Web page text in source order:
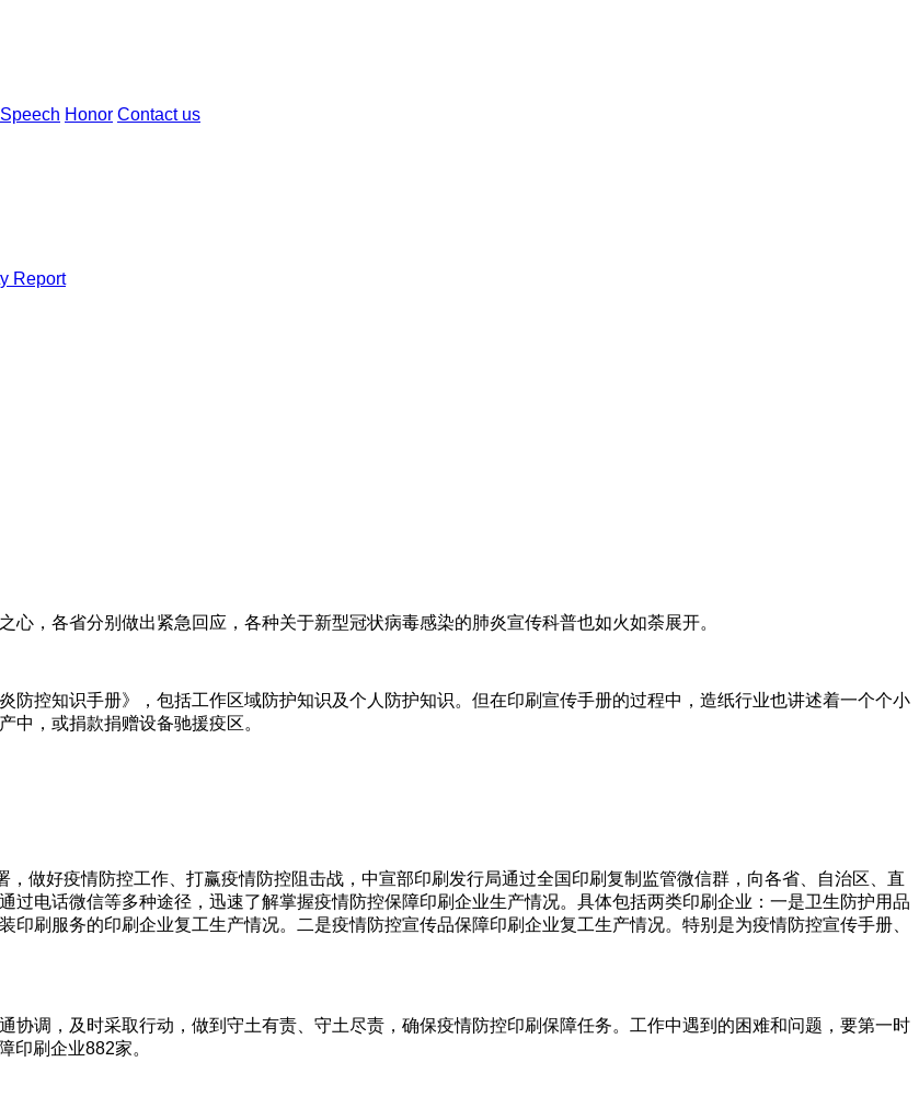
Honor Contact us
Report
，各省分别做出紧急回应，各种关于新型冠状病毒感染的肺炎宣传科普也如火如荼展开。
防控知识手册》，包括工作区域防护知识及个人防护知识。但在印刷宣传手册的过程中，造纸行业也讲述着一个个小
中，或捐款捐赠设备驰援疫区。
做好疫情防控工作、打赢疫情防控阻击战，中宣部印刷发行局通过全国印刷复制监管微信群，向各省、自治区、直
电话微信等多种途径，迅速了解掌握疫情防控保障印刷企业生产情况。具体包括两类印刷企业：一是卫生防护用品
刷服务的印刷企业复工生产情况。二是疫情防控宣传品保障印刷企业复工生产情况。特别是为疫情防控宣传手册、
协调，及时采取行动，做到守土有责、守土尽责，确保疫情防控印刷保障任务。工作中遇到的困难和问题，要第一时
印刷企业882家。